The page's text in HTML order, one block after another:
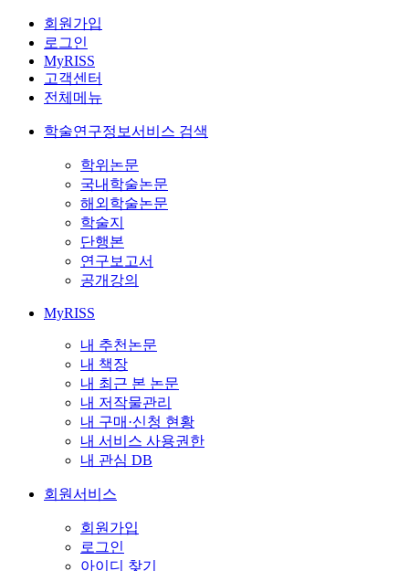
회원가입
로그인
MyRISS
고객센터
전체메뉴
학술연구정보서비스 검색
학위논문
국내학술논문
해외학술논문
학술지
단행본
연구보고서
공개강의
MyRISS
내 추천논문
내 책장
내 최근 본 논문
내 저작물관리
내 구매·신청 현황
내 서비스 사용권한
내 관심 DB
회원서비스
회원가입
로그인
아이디 찾기